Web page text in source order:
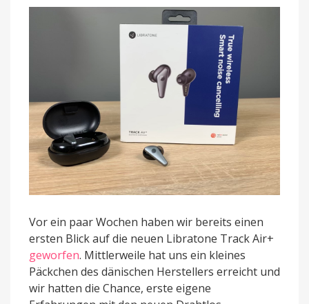
AirPods?
Vor ein paar Wochen haben wir bereits einen
ersten Blick auf die neuen Libratone Track Air+
geworfen. Mittlerweile hat uns ein kleines
Päckchen des dänischen Herstellers erreicht und
wir hatten die Chance, erste eigene